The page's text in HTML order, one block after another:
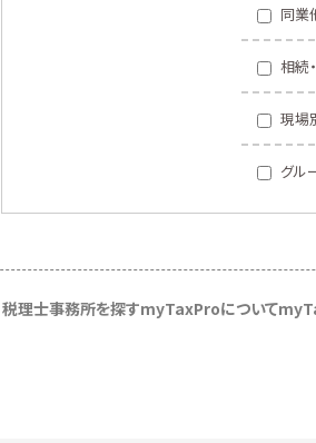
同業
相続
現場
グル
税理士事務所を探すmyTaxProについて